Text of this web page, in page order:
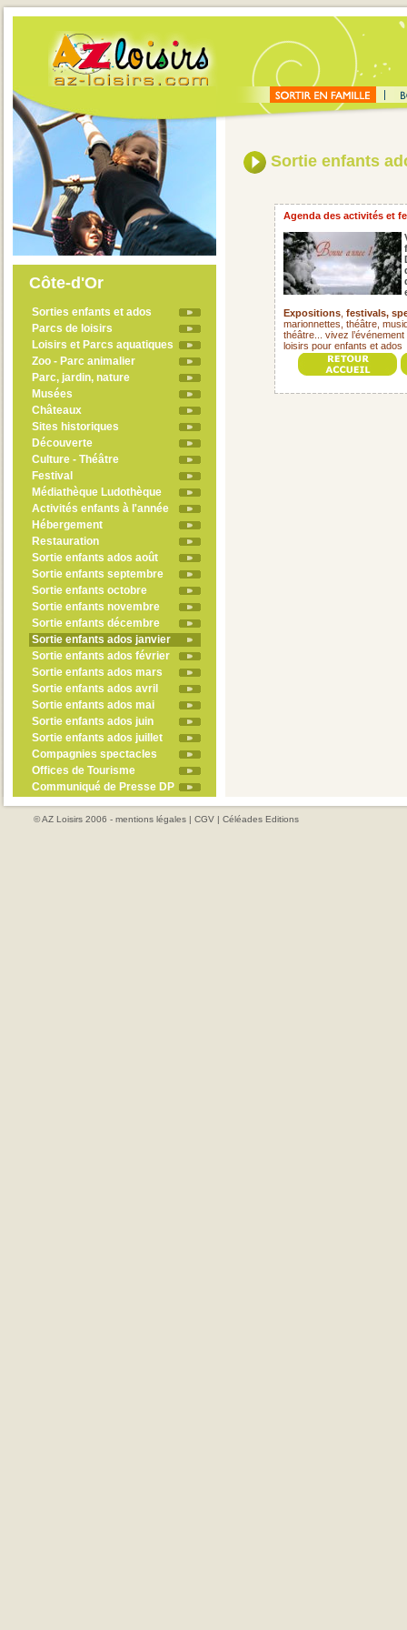
Côte-d'Or
Sorties enfants et ados
Parcs de loisirs
Loisirs et Parcs aquatiques
Zoo - Parc animalier
Parc, jardin, nature
Musées
Châteaux
Sites historiques
Découverte
Culture - Théâtre
Festival
Médiathèque Ludothèque
Activités enfants à l'année
Hébergement
Restauration
Sortie enfants ados août
Sortie enfants septembre
Sortie enfants octobre
Sortie enfants novembre
Sortie enfants décembre
Sortie enfants ados janvier
Sortie enfants ados février
Sortie enfants ados mars
Sortie enfants ados avril
Sortie enfants ados mai
Sortie enfants ados juin
Sortie enfants ados juillet
Compagnies spectacles
Offices de Tourisme
Communiqué de Presse DP
Sortie enfants
Agenda des activités et
Expositions festivals,
marionnettes, théâtre,
théâtre... vivez
loisirs pour enfants et ados
© AZ Loisirs 2006 - mentions légales | CGV | Céléades Editions